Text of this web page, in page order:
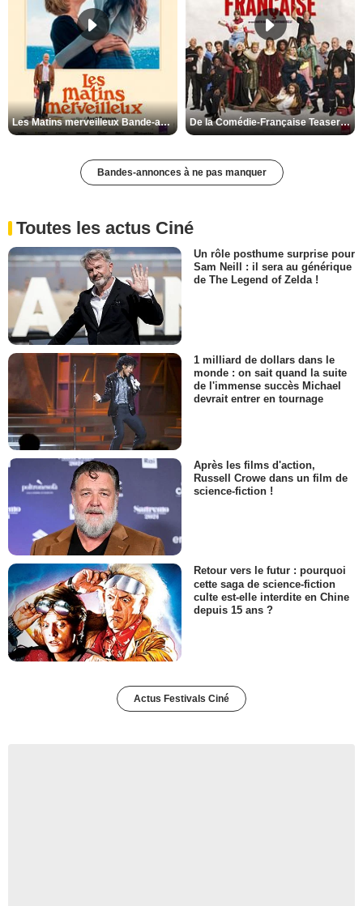
Les Matins merveilleux Bande-annonce VF De la Comédie-Française Teaser VF
Bandes-annonces à ne pas manquer
Toutes les actus Ciné
Un rôle posthume surprise pour
Sam Neill : il sera au générique
de The Legend of Zelda !
1 milliard de dollars dans le
monde : on sait quand la suite
de l'immense succès Michael
devrait entrer en tournage
Après les films d'action,
Russell Crowe dans un film de
science-fiction !
Retour vers le futur : pourquoi
cette saga de science-fiction
culte est-elle interdite en Chine
depuis 15 ans ?
Actus Festivals Ciné